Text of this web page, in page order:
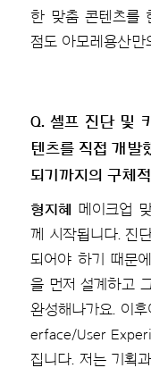
한 맞춤 콘텐츠를
점도 아모레용산만
Q. 셀프 진단 및
텐츠를 직접 개발
되기까지의 구체
형지혜
메이크업
께 시작됩니다. 진
되어야 하기 때문
을 먼저 설계하고
완성해나가요. 이
erface/User
집니다. 저는 기획